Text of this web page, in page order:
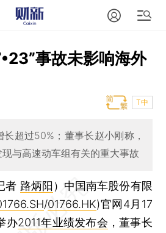
事故未影响海外
T中
超过50%；董事长赵小刚称，
与高速动车组有关的重大事故
者 路炳阳 ） 中国南车股份有限
/01766.HK)官网4月17
办2011年业绩发布会 ，董事长